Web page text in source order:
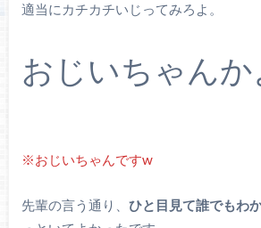
適当にカチカチいじってみろよ。
おじいちゃんか
※おじいちゃんですw
先輩の言う通り、 ひと目見て誰でもわ